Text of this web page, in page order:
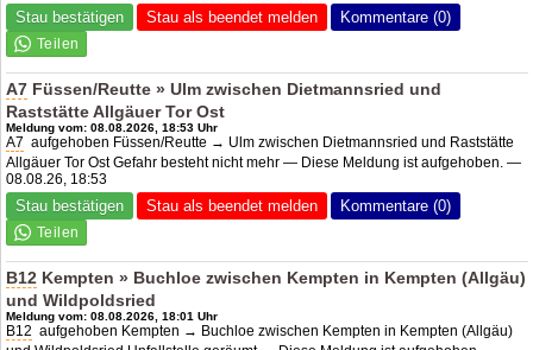
Stau bestätigen Stau als beendet melden Kommentare (0)
A7 Füssen/Reutte » Ulm zwischen Dietmannsried und
Raststätte Allgäuer Tor Ost
Meldung vom: 08.08.2026, 18:53 Uhr
A7 aufgehoben Füssen/Reutte → Ulm zwischen Dietmannsried und Raststätte
Allgäuer Tor Ost Gefahr besteht nicht mehr — Diese Meldung ist aufgehoben. —
08.08.26, 18:53
Stau bestätigen Stau als beendet melden Kommentare (0)
B12 Kempten » Buchloe zwischen Kempten in Kempten (Allgäu)
und Wildpoldsried
Meldung vom: 08.08.2026, 18:01 Uhr
B12 aufgehoben Kempten → Buchloe zwischen Kempten in Kempten (Allgäu)